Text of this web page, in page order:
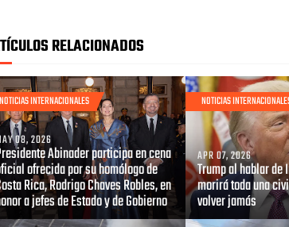
RELACIONADOS
NOTICIAS INTERNACIONALES
08, 2026
Abinader participa en cena
ofrecida por su homólogo de
Rica, Rodrigo Chaves Robles, en
a jefes de Estado y de Gobierno
NOTICIAS
APR 07, 2026
Trump al hablar de
morirá toda una
volver jamás